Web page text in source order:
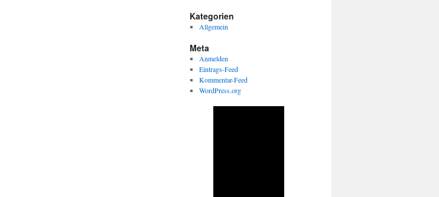
Kategorien
Allgemein
Meta
Anmelden
Eintrags-Feed
Kommentar-Feed
WordPress.org